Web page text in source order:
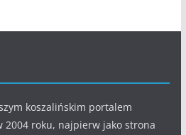
koszalińskim portalem
2004 roku, najpierw jako strona